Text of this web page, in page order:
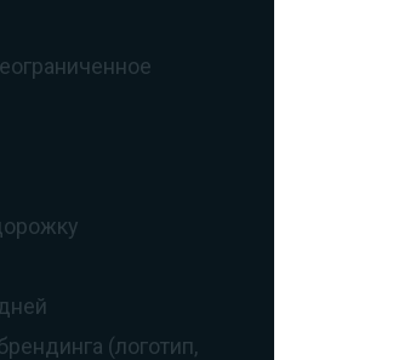
(логотип,